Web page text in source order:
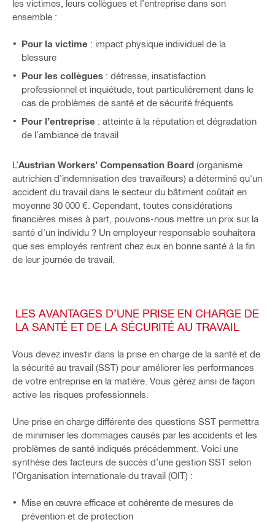
les victimes, leurs collègues et l’entreprise dans son
ensemble :
Pour la victime : impact physique individuel de la
blessure
Pour les collègues : détresse, insatisfaction
professionnel et inquiétude, tout particulièrement dans le
cas de problèmes de santé et de sécurité fréquents
Pour l’entreprise : atteinte à la réputation et dégradation
de l’ambiance de travail
L’Austrian Workers’ Compensation Board (organisme
autrichien d’indemnisation des travailleurs) a déterminé qu'un
accident du travail dans le secteur du bâtiment coûtait en
moyenne 30 000 €. Cependant, toutes considérations
financières mises à part, pouvons-nous mettre un prix sur la
santé d'un individu ? Un employeur responsable souhaitera
que ses employés rentrent chez eux en bonne santé à la fin
de leur journée de travail.
LES AVANTAGES D’UNE PRISE EN CHARGE DE
LA SANTÉ ET DE LA SÉCURITÉ AU TRAVAIL
Vous devez investir dans la prise en charge de la santé et de
la sécurité au travail (SST) pour améliorer les performances
de votre entreprise en la matière. Vous gérez ainsi de façon
active les risques professionnels.
Une prise en charge différente des questions SST permettra
de minimiser les dommages causés par les accidents et les
problèmes de santé indiqués précédemment. Voici une
synthèse des facteurs de succès d’une gestion SST selon
l’Organisation internationale du travail (OIT) :
Mise en œuvre efficace et cohérente de mesures de
prévention et de protection